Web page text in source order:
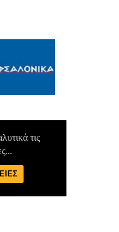
τις